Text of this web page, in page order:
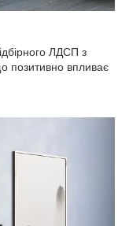
ЛДСП з
позитивно впливає